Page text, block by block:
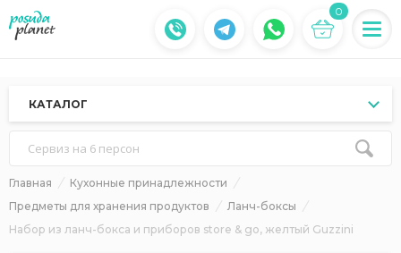
0
КАТАЛОГ
Сервиз на 6 персон
Главная
Кухонные принадлежности
Предметы для хранения продуктов
Ланч-боксы
Набор из ланч-бокса и приборов store & go, желтый Guzzini